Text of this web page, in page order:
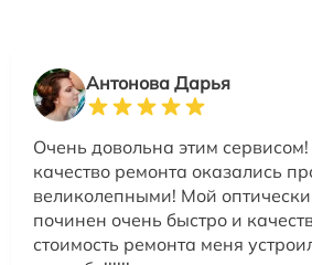
Антонова Дарья
Очень довольна этим
качество ремонта оказались
великолепными! Мой
починен очень быстро и
стоимость ремонта меня